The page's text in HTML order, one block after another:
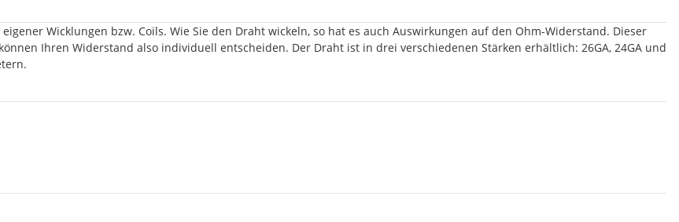
Wicklungen bzw. Coils. Wie Sie den Draht wickeln, so hat es auch Auswirkungen auf den Ohm-Widerstand. Dieser
Ihren Widerstand also individuell entscheiden. Der Draht ist in drei verschiedenen Stärken erhältlich: 26GA, 24GA und